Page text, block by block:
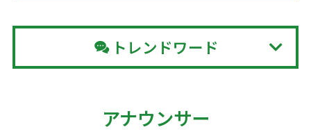
トレンドワード
アナウンサー